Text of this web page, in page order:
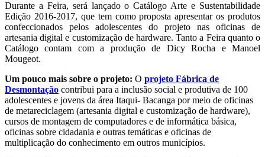
Durante a Feira, será lançado o Catálogo Arte e Sustentabilidade
Edição 2016-2017, que tem como proposta apresentar os produtos
confeccionados pelos adolescentes do projeto nas oficinas de
artesania digital e customização de hardware. Tanto a Feira quanto o
Catálogo contam com a produção de Dicy Rocha e Manoel
Mougeot.
Um pouco mais sobre o projeto: O projeto Fábrica de
Desmontação contribui para a inclusão social e produtiva de 100
adolescentes e jovens da área Itaqui- Bacanga por meio de oficinas
de metareciclagem (artesania digital e customização de hardware),
cursos de montagem de computadores e de informática básica,
oficinas sobre cidadania e outras temáticas e oficinas de
multiplicação do conhecimento em outros municípios.